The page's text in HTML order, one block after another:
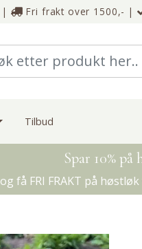
| Fri frakt over 1500,- |
Tilbud
Spar 10%
og få FRI FRAKT på